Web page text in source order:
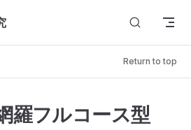
Return to top
羅フルコース型